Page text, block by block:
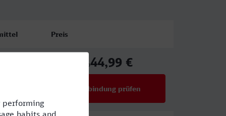
Preis
ab44,99 €
Verbindung prüfen